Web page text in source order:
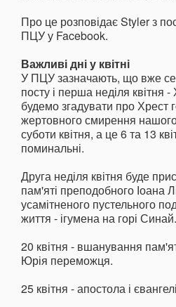
Про це розповідає Styler з
ПЦУ у Facebook.
Важливі дні у квітні
У ПЦУ зазначають, що вже
посту і перша неділя квітня
будемо згадувати про Хрест
жертовного смирення
суботи квітня, а це 6 та 13
поминальні.
Друга неділя квітня буде
пам'яті преподобного Іоана
усамітненого пустельного
життя - ігумена на горі Синай.
20 квітня - вшанування
Юрія переможця.
25 квітня - апостола і